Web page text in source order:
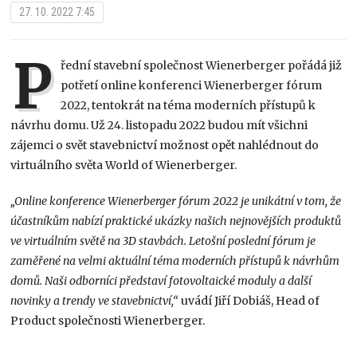
27. 10. 2022 7:45
P řední stavební společnost Wienerberger pořádá již
potřetí online konferenci Wienerberger fórum
2022, tentokrát na téma moderních přístupů k
návrhu domu. Už 24. listopadu 2022 budou mít všichni
zájemci o svět stavebnictví možnost opět nahlédnout do
virtuálního světa World of Wienerberger.
„Online konference Wienerberger fórum 2022 je unikátní v tom, že
účastníkům nabízí praktické ukázky našich nejnovějších produktů
ve virtuálním světě na 3D stavbách. Letošní poslední fórum je
zaměřené na velmi aktuální téma moderních přístupů k návrhům
domů. Naši odborníci představí fotovoltaické moduly a další
novinky a trendy ve stavebnictví,“uvádí Jiří Dobiáš, Head of
Product společnosti Wienerberger.